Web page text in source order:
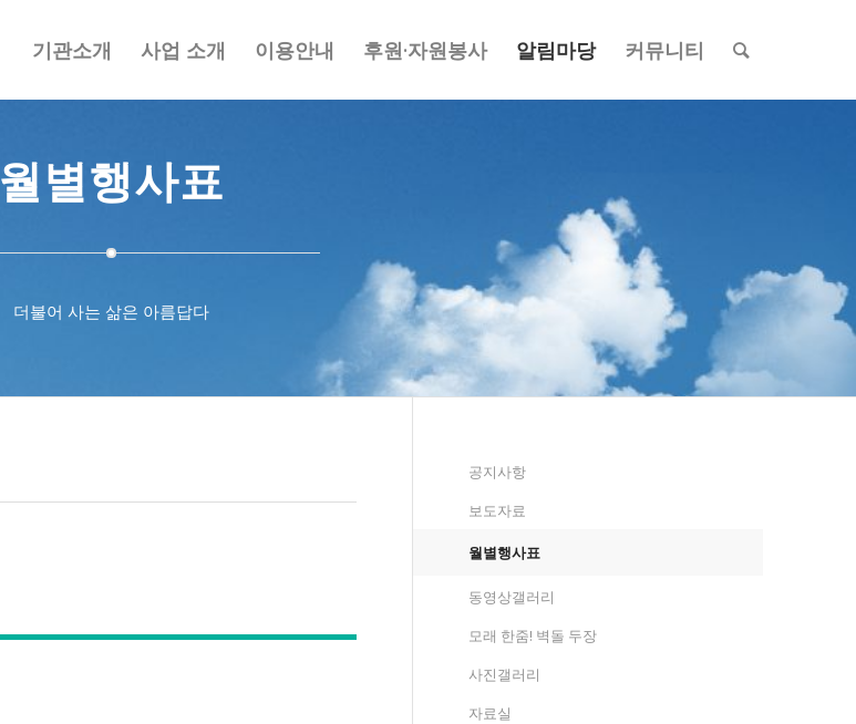
기관소개 사업 소개 이용안내 후원·자원봉사 알림마당 커뮤니티
월별행사표
더불어 사는 삶은 아름답다
공지사항
보도자료
월별행사표
동영상갤러리
모래 한줌! 벽돌 두장
사진갤러리
자료실